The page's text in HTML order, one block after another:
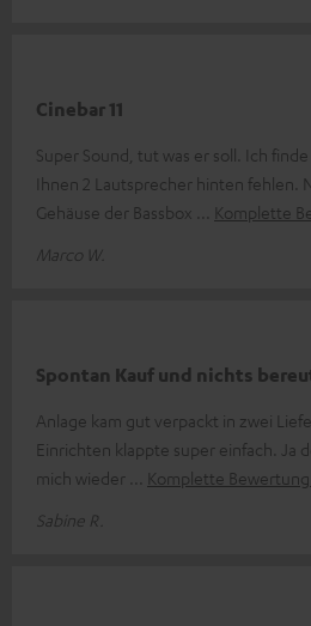
Cinebar 11
Super Sound, tut was er soll. Ich
Ihnen 2 Lautsprecher hinten fehlen.
Gehäuse der Bassbox
Komplette
Marco W.
Spontan Kauf und nichts
Anlage kam gut verpackt in zwei
Einrichten klappte super einfach. Ja
mich wieder
Komplette
Sabine R.